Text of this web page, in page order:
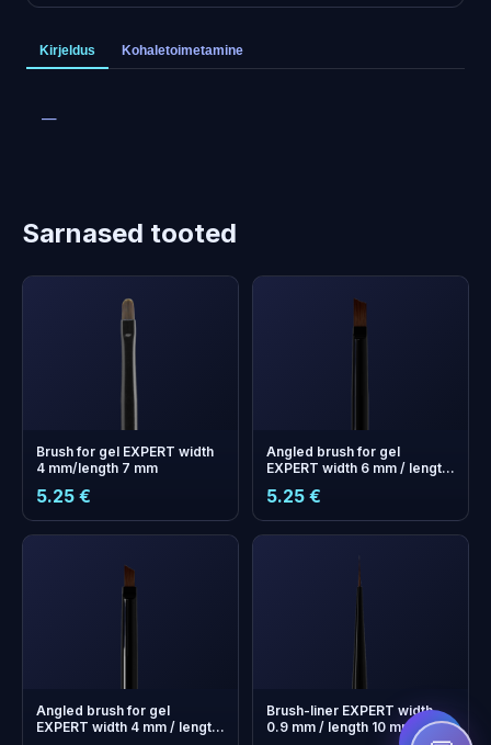
Kirjeldus Kohaletoimetamine
—
Sarnased tooted
Brush for gel EXPERT width
4 mm/length 7 mm
5.25 €
Angled brush for gel
EXPERT width 6 mm / length
5.25 €
Angled brush for gel
EXPERT width 4 mm / length
Brush-liner EXPERT width
0.9 mm / length 10 mm